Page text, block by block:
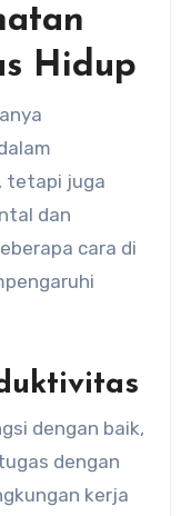
Hidup
tetapi juga
dan
cara di
dengan baik,
dengan
kerja